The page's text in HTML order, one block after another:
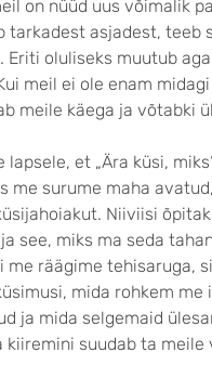
on nüüd uus võimalik
tarkadest asjadest, teeb
Eriti oluliseks muutub
meil ei ole enam
meile käega ja võtabki
lapsele, et „Ära küsi,
me surume maha
Niiviisi
see, miks ma seda
me räägime tehisaruga,
mida rohkem me
ja mida selgemaid
kiiremini suudab ta meile